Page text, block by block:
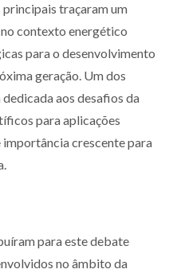
traçaram um
contexto energético
para o desenvolvimento
geração. Um dos
aos desafios da
para aplicações
importância crescente para
para este debate
no âmbito da